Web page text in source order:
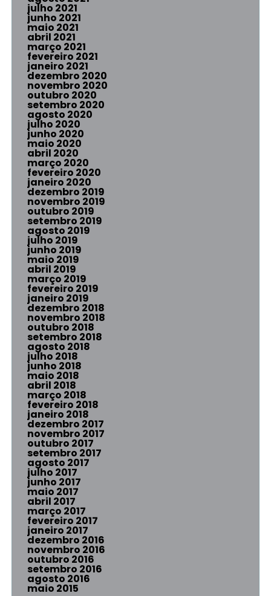
julho 2021
junho 2021
maio 2021
abril 2021
março 2021
fevereiro 2021
janeiro 2021
dezembro 2020
novembro 2020
outubro 2020
setembro 2020
agosto 2020
julho 2020
junho 2020
maio 2020
abril 2020
março 2020
fevereiro 2020
janeiro 2020
dezembro 2019
novembro 2019
outubro 2019
setembro 2019
agosto 2019
julho 2019
junho 2019
maio 2019
abril 2019
março 2019
fevereiro 2019
janeiro 2019
dezembro 2018
novembro 2018
outubro 2018
setembro 2018
agosto 2018
julho 2018
junho 2018
maio 2018
abril 2018
março 2018
fevereiro 2018
janeiro 2018
dezembro 2017
novembro 2017
outubro 2017
setembro 2017
agosto 2017
julho 2017
junho 2017
maio 2017
abril 2017
março 2017
fevereiro 2017
janeiro 2017
dezembro 2016
novembro 2016
outubro 2016
setembro 2016
agosto 2016
maio 2015